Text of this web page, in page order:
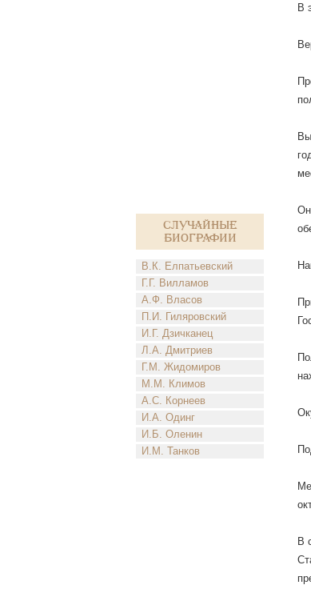
Случайные
биографии
В.К. Елпатьевский
Г.Г. Вилламов
А.Ф. Власов
П.И. Гиляровский
И.Г. Дзичканец
Л.А. Дмитриев
Г.М. Жидомиров
М.М. Климов
А.С. Корнеев
И.А. Одинг
И.Б. Оленин
И.М. Танков
В
Он
В